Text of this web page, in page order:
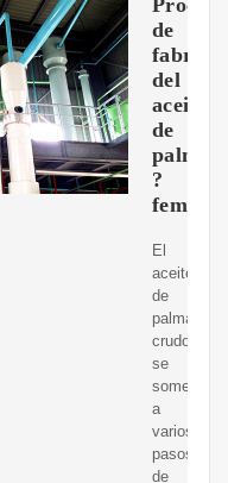
de
del
aceite
de
palma
?
El
aceite
de
palma
crudo
se
somete
a
varios
pasos
de